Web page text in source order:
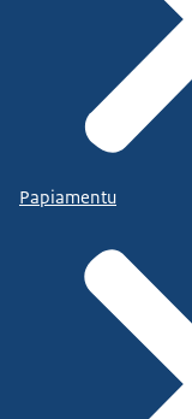
Papiamentu